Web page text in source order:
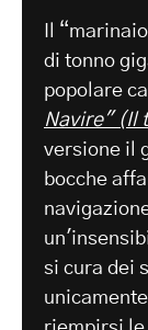
Il
di tonno
popolare
Navire" (Il
versione il
bocche
si cura dei